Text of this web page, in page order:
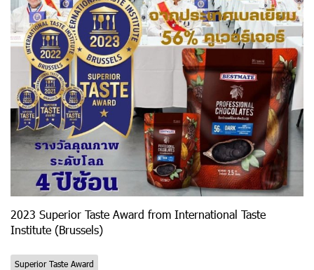
2023 Superior Taste Award from International Taste
Institute (Brussels)
Superior Taste Award